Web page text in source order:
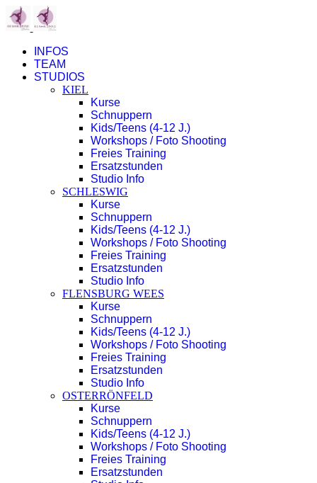
INFOS
TEAM
STUDIOS
KIEL
Kurse
Schnuppern
Kids/Teens (4-12 J.)
Workshops / Foto Shooting
Freies Training
Ersatzstunden
Studio Info
SCHLESWIG
Kurse
Schnuppern
Kids/Teens (4-12 J.)
Workshops / Foto Shooting
Freies Training
Ersatzstunden
Studio Info
FLENSBURG WEES
Kurse
Schnuppern
Kids/Teens (4-12 J.)
Workshops / Foto Shooting
Freies Training
Ersatzstunden
Studio Info
OSTERRÖNFELD
Kurse
Schnuppern
Kids/Teens (4-12 J.)
Workshops / Foto Shooting
Freies Training
Ersatzstunden